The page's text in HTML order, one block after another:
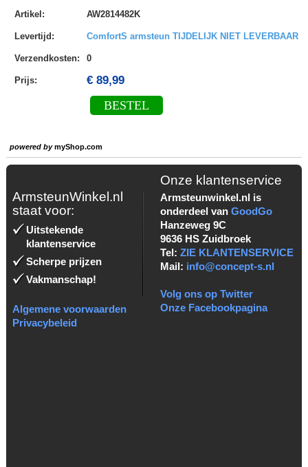
Artikel : AW2814482K
Levertijd : ComfortS armsteun TIJDELIJK NIET LEVERBAAR
Verzendkosten: 0
Prijs: € 89,99
BESTEL
powered bymyShop.com
ArmsteunWinkel.nl
staat voor:
Uitstekende
klantenservice
Scherpe prijzen
Vakmanschap!
Algemene voorwaarden
Privacybeleid
Onze klantenservice
Armsteunwinkel.nl is
onderdeel van GoodGo
Hanzeweg 9C
9636 HS Zuidbroek
Tel: ZIE KLANTENSERVICE
Mail: info@concept-s.nl
Volg ons op Twitter
Onze Facebookpagina